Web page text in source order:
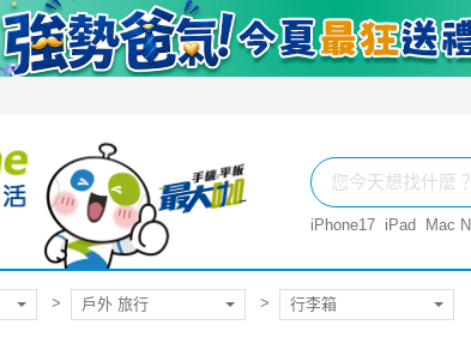
iPhone17 iPad Mac
戶外 旅行 行李箱